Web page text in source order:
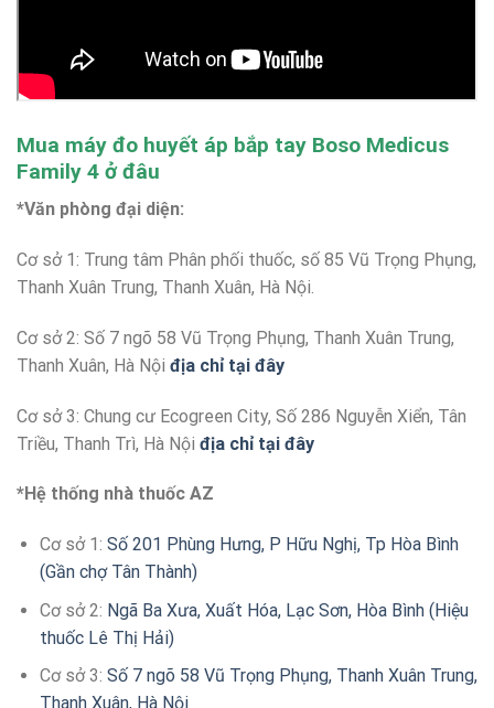
Mua máy đo huyết áp bắp tay Boso Medicus
Family 4 ở đâu
*Văn phòng đại diện:
Cơ sở 1: Trung tâm Phân phối thuốc, số 85 Vũ Trọng Phụng,
Thanh Xuân Trung, Thanh Xuân, Hà Nội.
Cơ sở 2: Số 7 ngõ 58 Vũ Trọng Phụng, Thanh Xuân Trung,
Thanh Xuân, Hà Nội địa chỉ tại đây
Cơ sở 3: Chung cư Ecogreen City, Số 286 Nguyễn Xiển, Tân
Triều, Thanh Trì, Hà Nội địa chỉ tại đây
*Hệ thống nhà thuốc AZ
Cơ sở 1: Số 201 Phùng Hưng, P Hữu Nghị, Tp Hòa Bình
(Gần chợ Tân Thành)
Cơ sở 2: Ngã Ba Xưa, Xuất Hóa, Lạc Sơn, Hòa Bình (Hiệu
thuốc Lê Thị Hải)
Cơ sở 3: Số 7 ngõ 58 Vũ Trọng Phụng, Thanh Xuân Trung,
Thanh Xuân, Hà Nội